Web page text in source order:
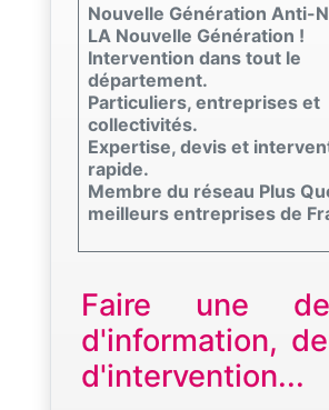
Nouvelle Génération Anti-
LA Nouvelle Génération !
Intervention dans tout le
département.
Particuliers, entreprises et
collectivités.
Expertise, devis et
rapide.
Membre du réseau Plus
meilleurs entreprises de
Faire une
d'information,
d'intervention...